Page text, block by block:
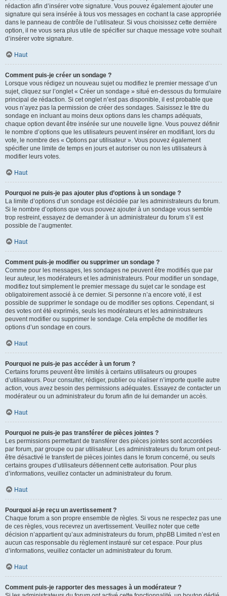
rédaction afin d’insérer votre signature. Vous pouvez également ajouter une
signature qui sera insérée à tous vos messages en cochant la case appropriée
dans le panneau de contrôle de l’utilisateur. Si vous choisissez cette dernière
option, il ne vous sera plus utile de spécifier sur chaque message votre souhait
d’insérer votre signature.
Haut
Comment puis-je créer un sondage ?
Lorsque vous rédigez un nouveau sujet ou modifiez le premier message d’un
sujet, cliquez sur l’onglet « Créer un sondage » situé en-dessous du formulaire
principal de rédaction. Si cet onglet n’est pas disponible, il est probable que
vous n’ayez pas la permission de créer des sondages. Saisissez le titre du
sondage en incluant au moins deux options dans les champs adéquats,
chaque option devant être insérée sur une nouvelle ligne. Vous pouvez définir
le nombre d’options que les utilisateurs peuvent insérer en modifiant, lors du
vote, le nombre des « Options par utilisateur ». Vous pouvez également
spécifier une limite de temps en jours et autoriser ou non les utilisateurs à
modifier leurs votes.
Haut
Pourquoi ne puis-je pas ajouter plus d’options à un sondage ?
La limite d’options d’un sondage est décidée par les administrateurs du forum.
Si le nombre d’options que vous pouvez ajouter à un sondage vous semble
trop restreint, essayez de demander à un administrateur du forum s’il est
possible de l’augmenter.
Haut
Comment puis-je modifier ou supprimer un sondage ?
Comme pour les messages, les sondages ne peuvent être modifiés que par
leur auteur, les modérateurs et les administrateurs. Pour modifier un sondage,
modifiez tout simplement le premier message du sujet car le sondage est
obligatoirement associé à ce dernier. Si personne n’a encore voté, il est
possible de supprimer le sondage ou de modifier ses options. Cependant, si
des votes ont été exprimés, seuls les modérateurs et les administrateurs
peuvent modifier ou supprimer le sondage. Cela empêche de modifier les
options d’un sondage en cours.
Haut
Pourquoi ne puis-je pas accéder à un forum ?
Certains forums peuvent être limités à certains utilisateurs ou groupes
d’utilisateurs. Pour consulter, rédiger, publier ou réaliser n’importe quelle autre
action, vous avez besoin des permissions adéquates. Essayez de contacter un
modérateur ou un administrateur du forum afin de lui demander un accès.
Haut
Pourquoi ne puis-je pas transférer de pièces jointes ?
Les permissions permettant de transférer des pièces jointes sont accordées
par forum, par groupe ou par utilisateur. Les administrateurs du forum ont peut-
être désactivé le transfert de pièces jointes dans le forum concerné, ou seuls
certains groupes d’utilisateurs détiennent cette autorisation. Pour plus
d’informations, veuillez contacter un administrateur du forum.
Haut
Pourquoi ai-je reçu un avertissement ?
Chaque forum a son propre ensemble de règles. Si vous ne respectez pas une
de ces règles, vous recevrez un avertissement. Veuillez noter que cette
décision n’appartient qu’aux administrateurs du forum, phpBB Limited n’est en
aucun cas responsable du règlement instauré sur cet espace. Pour plus
d’informations, veuillez contacter un administrateur du forum.
Haut
Comment puis-je rapporter des messages à un modérateur ?